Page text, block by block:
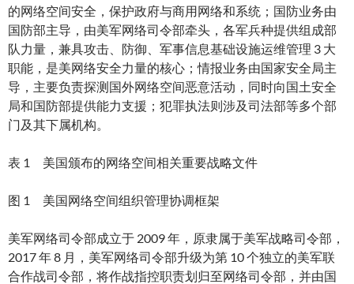
的网络空间安全，保护政府与商用网络和系统；国防业务由
国防部主导，由美军网络司令部牵头，各军兵种提供组成部
队力量，兼具攻击、防御、军事信息基础设施运维管理 3 大
职能，是美网络安全力量的核心；情报业务由国家安全局主
导，主要负责探测国外网络空间恶意活动，同时向国土安全
局和国防部提供能力支援；犯罪执法则涉及司法部等多个部
门及其下属机构。
表 1 美国颁布的网络空间相关重要战略文件
图 1 美国网络空间组织管理协调框架
美军网络司令部成立于 2009 年，原隶属于美军战略司令部，
2017 年 8 月，美军网络司令部升级为第 10 个独立的美军联
合作战司令部，将作战指控职责划归至网络司令部，并由国